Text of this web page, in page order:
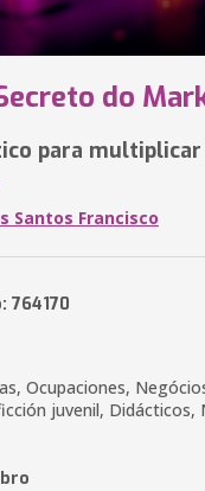
do
para multiplicar
Santos Francisco
764170
Ocupaciones,
juvenil, Didácticos,